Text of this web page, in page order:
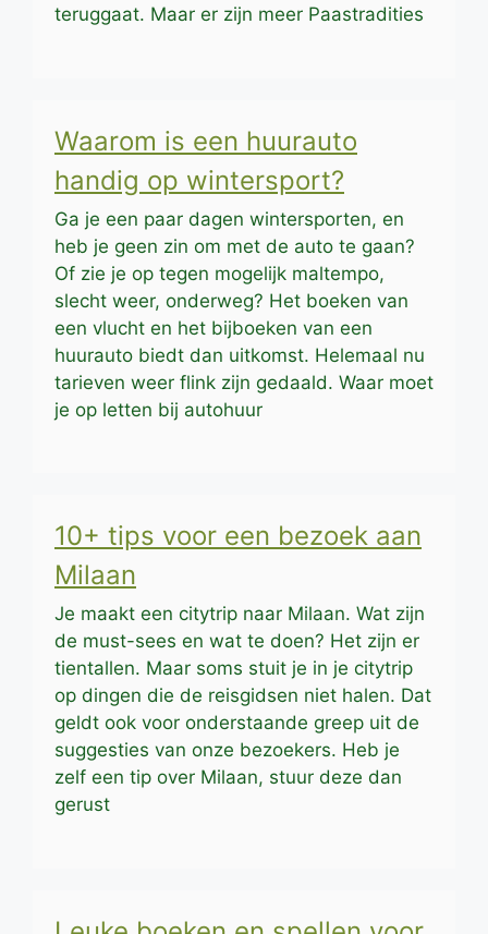
teruggaat. Maar er zijn meer Paastradities
Waarom is een huurauto
handig op wintersport?
Ga je een paar dagen wintersporten, en
heb je geen zin om met de auto te gaan?
Of zie je op tegen mogelijk maltempo,
slecht weer, onderweg? Het boeken van
een vlucht en het bijboeken van een
huurauto biedt dan uitkomst. Helemaal nu
tarieven weer flink zijn gedaald. Waar moet
je op letten bij autohuur
10+ tips voor een bezoek aan
Milaan
Je maakt een citytrip naar Milaan. Wat zijn
de must-sees en wat te doen? Het zijn er
tientallen. Maar soms stuit je in je citytrip
op dingen die de reisgidsen niet halen. Dat
geldt ook voor onderstaande greep uit de
suggesties van onze bezoekers. Heb je
zelf een tip over Milaan, stuur deze dan
gerust